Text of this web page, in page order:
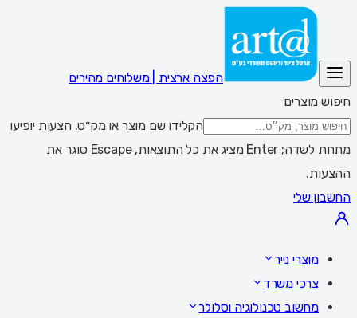
הפצה ארצית | משלוחים מהירים
חיפוש מוצרים
הקלידו שם מוצר או מק״ט. הצעות יופיעו
מתחת לשדה; Enter מציג את כל התוצאות, Escape סוגר את
ההצעות.
החשבון שלי
מוצרי נייר
צרכי משרד
מחשוב טכנולוגיה וסלולר